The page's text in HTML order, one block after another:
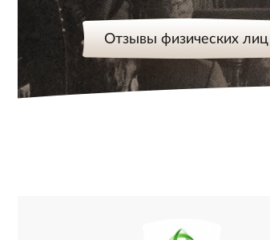
Отзывы физических лиц